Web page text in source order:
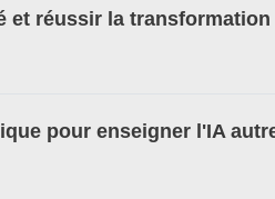
et réussir la
pour enseigner l'IA